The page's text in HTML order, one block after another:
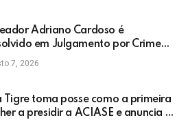
Adriano Cardoso é
em Julgamento por Crime
no TRE
7, 2026
Tigre toma posse como a primeira
a presidir a ACIASE e anuncia a